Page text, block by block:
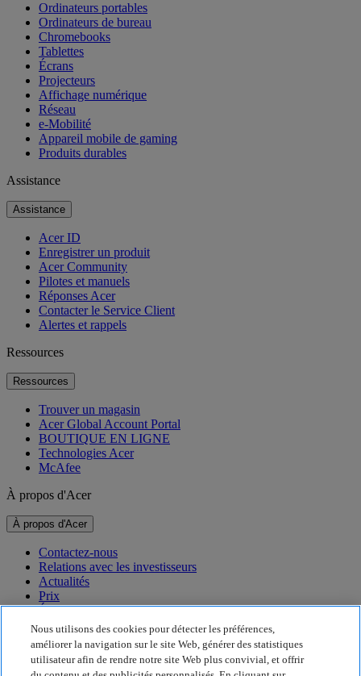
Ordinateurs portables
Ordinateurs de bureau
Chromebooks
Tablettes
Écrans
Projecteurs
Affichage numérique
Réseau
e-Mobilité
Appareil mobile de gaming
Produits durables
Assistance
Assistance
Acer ID
Enregistrer un produit
Acer Community
Pilotes et manuels
Réponses Acer
Contacter le Service Client
Alertes et rappels
Ressources
Ressources
Trouver un magasin
Acer Global Account Portal
BOUTIQUE EN LIGNE
Technologies Acer
McAfee
À propos d'Acer
À propos d'Acer
Contactez-nous
Relations avec les investisseurs
Actualités
Prix
Événements
Développement durable
Développement durable
Nous utilisons des cookies pour détecter les préférences,
améliorer la navigation sur le site Web, générer des statistiques
utilisateur afin de rendre notre site Web plus convivial, et offrir